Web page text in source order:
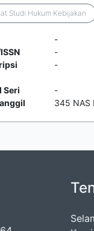
Studi Hukum Kebijakan
-
-
-
Seri
-
345 NAS